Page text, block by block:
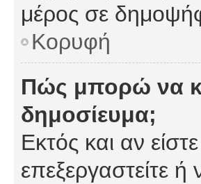
μέρος σε
Κορυφή
Πώς μπορώ να
δημοσίευμα;
Εκτός και αν
επεξεργαστείτε